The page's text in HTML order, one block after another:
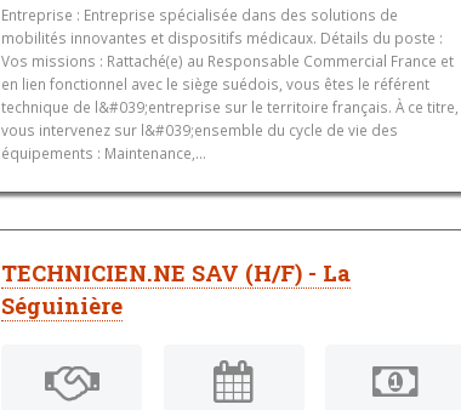
Entreprise : Entreprise spécialisée dans des solutions de
mobilités innovantes et dispositifs médicaux. Détails du poste :
Vos missions : Rattaché(e) au Responsable Commercial France et
en lien fonctionnel avec le siège suédois, vous êtes le référent
technique de l&#039;entreprise sur le territoire français. À ce titre,
vous intervenez sur l&#039;ensemble du cycle de vie des
équipements : Maintenance,...
TECHNICIEN.NE SAV (H/F) - La
Séguinière